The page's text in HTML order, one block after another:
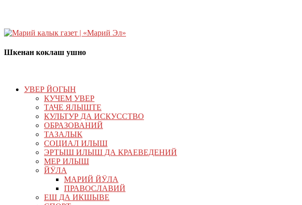
Шкенан коклаш ушно
УВЕР ЙОГЫН
КУЧЕМ УВЕР
ТАЧЕ ЯЛЫШТЕ
КУЛЬТУР ДА ИСКУССТВО
ОБРАЗОВАНИЙ
ТАЗАЛЫК
СОЦИАЛ ИЛЫШ
ЭРТЫШ ИЛЫШ ДА КРАЕВЕДЕНИЙ
МЕР ИЛЫШ
ЙӰЛА
МАРИЙ ЙӰЛА
ПРАВОСЛАВИЙ
ЕШ ДА ИКШЫВЕ